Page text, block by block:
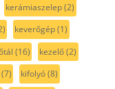
kerámiaszelep(2)
keverőgép(1)
(16) kezelő(2)
kifolyó(8)